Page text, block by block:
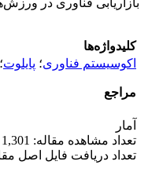
بازاریابی فناوری در
کلیدواژه‌ها
اکوسیستم فناوری؛ پایلوت؛
مراجع
آمار
تعداد مشاهده مقاله: 1,301
تعداد دریافت فایل اصل مقاله: